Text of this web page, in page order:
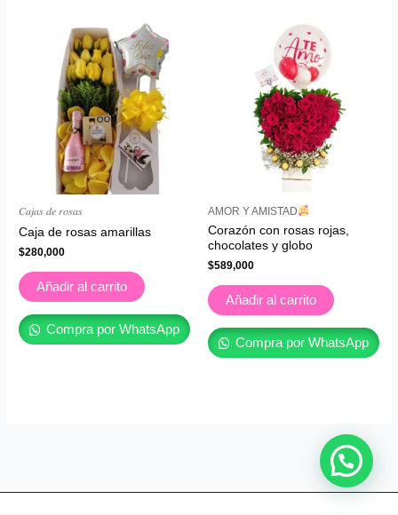
𝐶𝑎𝑗𝑎𝑠 𝑑𝑒 𝑟𝑜𝑠𝑎𝑠
Caja de rosas amarillas
$280,000
Añadir al carrito
Compra por WhatsApp
AMOR Y AMISTAD
Corazón con rosas rojas,
chocolates y globo
$589,000
Añadir al carrito
Compra por WhatsApp